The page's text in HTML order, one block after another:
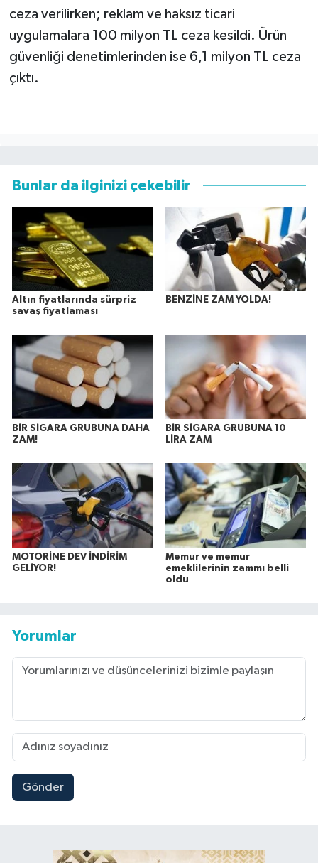
ceza verilirken; reklam ve haksız ticari
uygulamalara 100 milyon TL ceza kesildi. Ürün
güvenliği denetimlerinden ise 6,1 milyon TL ceza
çıktı.
Bunlar da ilginizi çekebilir
Altın fiyatlarında sürpriz
savaş fiyatlaması
BENZİNE ZAM YOLDA!
BİR SİGARA GRUBUNA DAHA
ZAM!
BİR SİGARA GRUBUNA 10
LİRA ZAM
MOTORİNE DEV İNDİRİM
GELİYOR!
Memur ve memur
emeklilerinin zammı belli
oldu
Yorumlar
Gönder